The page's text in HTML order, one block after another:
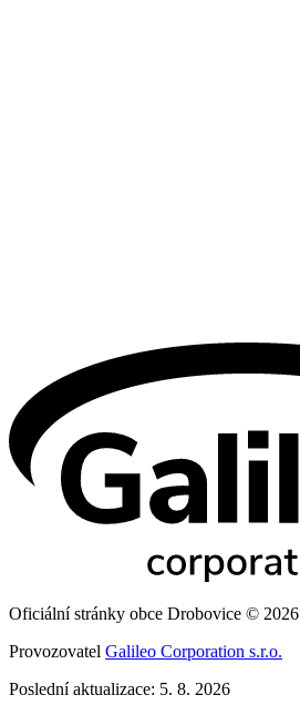
Oficiální stránky obce Drobovice © 2026
Provozovatel Galileo Corporation s.r.o.
Poslední aktualizace: 5. 8. 2026